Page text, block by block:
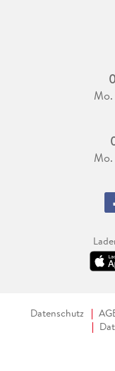
Datenschutz